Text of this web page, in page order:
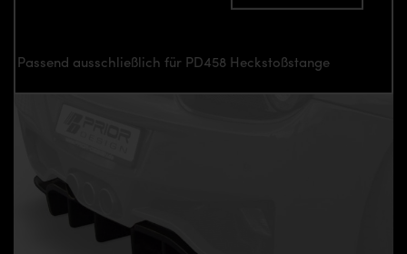
Passend ausschließlich für PD458 Heckstoßstange